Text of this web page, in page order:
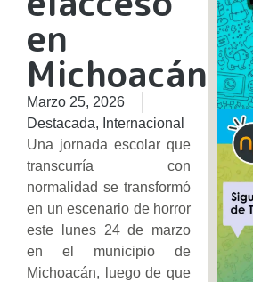
en
Michoacán.
Marzo 25, 2026
Destacada, Internacional
Una jornada escolar que
transcurría con
normalidad se transformó
en un escenario de horror
este lunes 24 de marzo
en el municipio de
Michoacán, luego de que